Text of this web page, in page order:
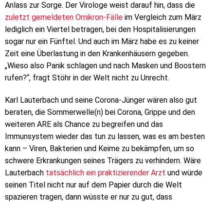
Anlass zur Sorge. Der Virologe weist darauf hin, dass die
zuletzt gemeldeten Omikron-Fälle im Vergleich zum März
lediglich ein Viertel betragen, bei den Hospitalisierungen
sogar nur ein Fünftel. Und auch im März habe es zu keiner
Zeit eine Überlastung in den Krankenhäusern gegeben.
„Wieso also Panik schlagen und nach Masken und Boostern
rufen?“, fragt Stöhr in der Welt nicht zu Unrecht.
Karl Lauterbach und seine Corona-Jünger wären also gut
beraten, die Sommerwelle(n) bei Corona, Grippe und den
weiteren ARE als Chance zu begreifen und das
Immunsystem wieder das tun zu lassen, was es am besten
kann – Viren, Bakterien und Keime zu bekämpfen, um so
schwere Erkrankungen seines Trägers zu verhindern. Wäre
Lauterbach tatsächlich ein praktizierender Arzt und würde
seinen Titel nicht nur auf dem Papier durch die Welt
spazieren tragen, dann wüsste er nur zu gut, dass